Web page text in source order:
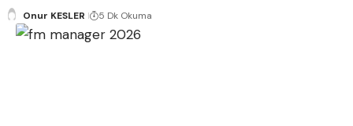
Onur KESLER 5 Dk Okuma